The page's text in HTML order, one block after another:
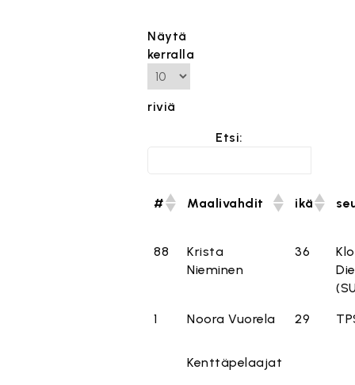
Näytä
kerralla
riviä
Etsi:
# Maalivahdit ikä
88
Krista
Nieminen
36
1 Noora Vuorela 29
Kenttäpelaajat